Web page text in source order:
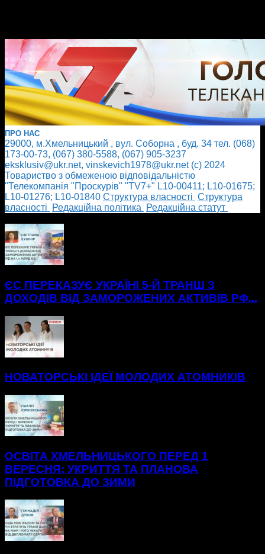
ПРО НАС
29000, м.Хмельницький , вул. Соборна , буд. 34 тел. (068)
173-00-73, (067) 380-5588, (067) 905-3237
eksklusiv@ukr.net, vinskevich1978@ukr.net (с) 2024
Товариство з обмеженою відповідальністю
"Телекомпанія "Проскурів" "TV7+" L10-00411; L10-01675;
L10-01276; L10-01840 Cтруктура власності Cтруктура
власності
Редакційна політика
Редакційна статут
ЄС ПЕРЕКАЗУЄ УКРАЇНІ 5-Й ТРАНШ З
ДОХОДІВ ВІД ЗАМОРОЖЕНИХ АКТИВІВ РФ...
НОВАТОРСЬКІ ІДЕЇ МОЛОДИХ АТОМНИКІВ
ОСВІТА ХМЕЛЬНИЦЬКОГО ПЕРЕД 1
ВЕРЕСНЯ: УКРИТТЯ ТА ПЛАНОВА
ПІДГОТОВКА ДО ЗИМИ